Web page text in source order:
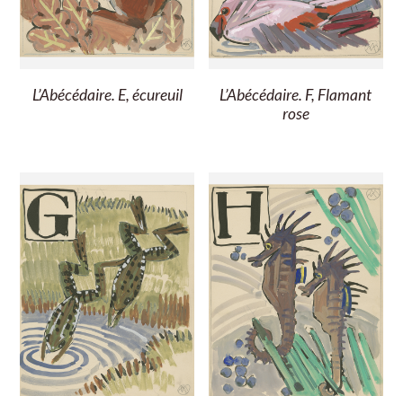
L’Abécédaire. E, écureuil
L’Abécédaire. F, Flamant
rose